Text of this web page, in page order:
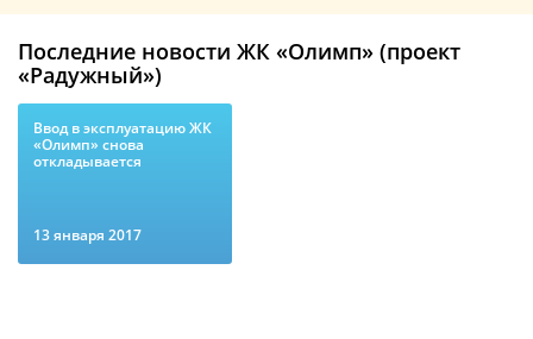
Последние новости ЖК «Олимп» (проект
«Радужный»)
13 января 2017
Ввод в эксплуатацию ЖК
«Олимп» снова
откладывается